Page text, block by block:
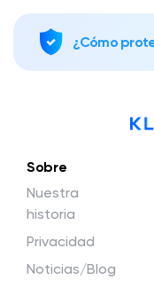
¿Cómo
Sobre
Nuestra
historia
Privacidad
Noticias/Blog